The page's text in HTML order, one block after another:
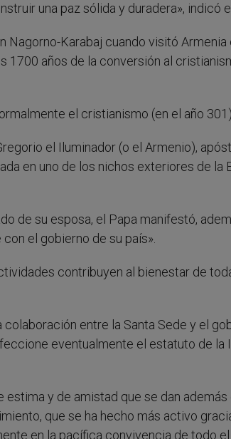
una paz sólida y duradera», indicó
Nagorno-Karabaj cuando visitó Armenia
años de la conversión al
el cristianismo (en el año
el Iluminador (o el Armenio),
en uno de los nichos exteriores de la
de su esposa, el Papa manifestó,
el gobierno de su país».
contribuyen al bienestar de
entre la Santa Sede y el
eventualmente el estatuto de la
y de amistad que se dan además
que se ha hecho más activo
en la pacífica convivencia de todo